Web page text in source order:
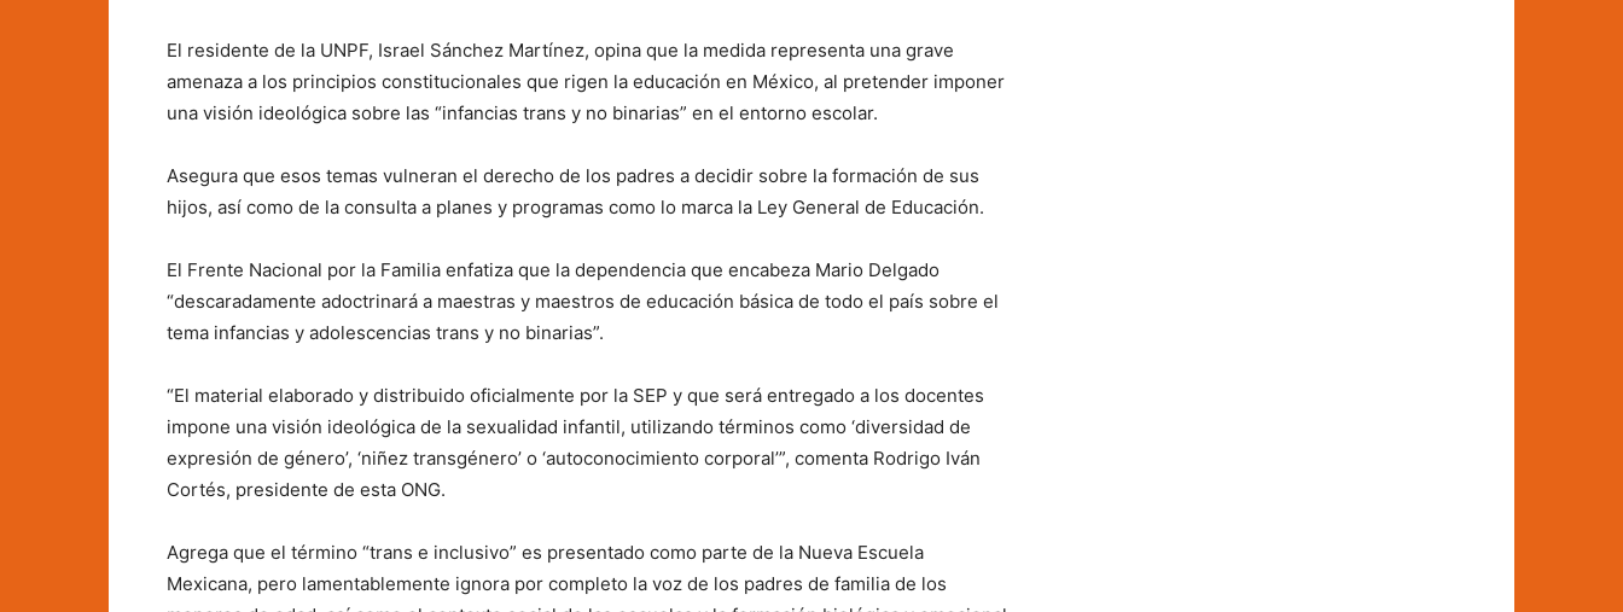
El residente de la UNPF, Israel Sánchez Martínez, opina que la medida representa una grave
amenaza a los principios constitucionales que rigen la educación en México, al pretender imponer
una visión ideológica sobre las “infancias trans y no binarias” en el entorno escolar.
Asegura que esos temas vulneran el derecho de los padres a decidir sobre la formación de sus
hijos, así como de la consulta a planes y programas como lo marca la Ley General de Educación.
El Frente Nacional por la Familia enfatiza que la dependencia que encabeza Mario Delgado
“descaradamente adoctrinará a maestras y maestros de educación básica de todo el país sobre el
tema infancias y adolescencias trans y no binarias”.
“El material elaborado y distribuido oficialmente por la SEP y que será entregado a los docentes
impone una visión ideológica de la sexualidad infantil, utilizando términos como ‘diversidad de
expresión de género’, ‘niñez transgénero’ o ‘autoconocimiento corporal’”, comenta Rodrigo Iván
Cortés, presidente de esta ONG.
Agrega que el término “trans e inclusivo” es presentado como parte de la Nueva Escuela
Mexicana, pero lamentablemente ignora por completo la voz de los padres de familia de los